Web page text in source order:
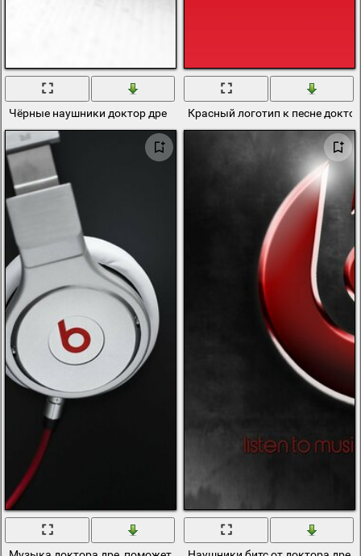
Чёрные наушники доктор дре Красный логотип к песне